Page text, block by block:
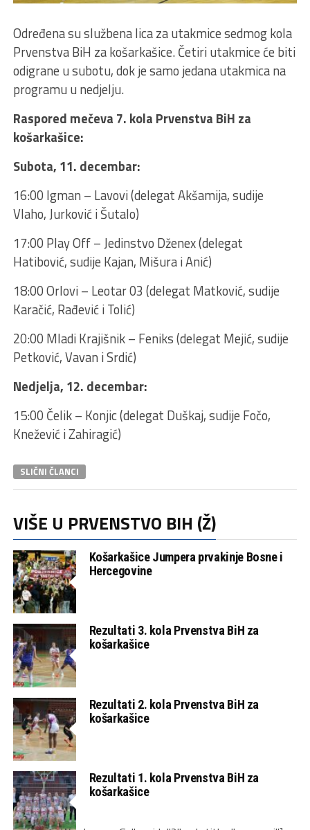
Određena su službena lica za utakmice sedmog kola
Prvenstva BiH za košarkašice. Četiri utakmice će biti
odigrane u subotu, dok je samo jedana utakmica na
programu u nedjelju.
Raspored mečeva 7. kola Prvenstva BiH za
košarkašice:
Subota, 11. decembar:
16:00 Igman – Lavovi (delegat Akšamija, sudije
Vlaho, Jurković i Šutalo)
17:00 Play Off – Jedinstvo Dženex (delegat
Hatibović, sudije Kajan, Mišura i Anić)
18:00 Orlovi – Leotar 03 (delegat Matković, sudije
Karačić, Rađević i Tolić)
20:00 Mladi Krajišnik – Feniks (delegat Mejić, sudije
Petković, Vavan i Srdić)
Nedjelja, 12. decembar:
15:00 Čelik – Konjic (delegat Duškaj, sudije Fočo,
Knežević i Zahiragić)
SLIČNI ČLANCI
VIŠE U PRVENSTVO BIH (Ž)
Košarkašice Jumpera prvakinje Bosne i
Hercegovine
Rezultati 3. kola Prvenstva BiH za
košarkašice
Rezultati 2. kola Prvenstva BiH za
košarkašice
Rezultati 1. kola Prvenstva BiH za
košarkašice